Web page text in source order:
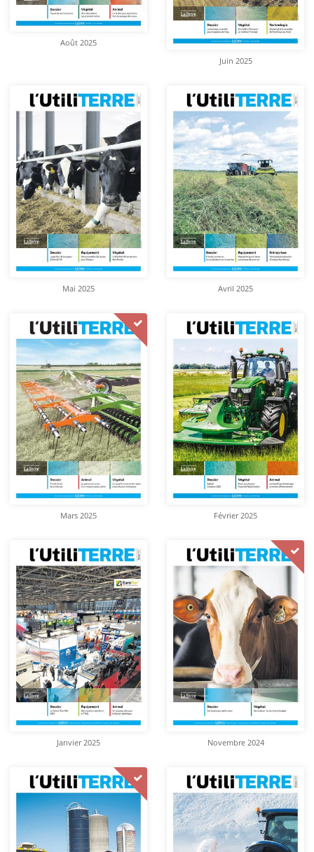
Août 2025
Juin 2025
Mai 2025 Avril 2025
Mars 2025 Février 2025
Janvier 2025 Novembre 2024